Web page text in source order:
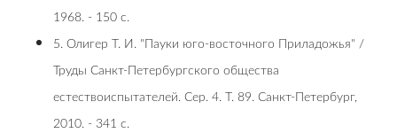
1968. - 150 с.
5. Олигер Т. И. "Пауки юго-восточного Приладожья" /
Труды Санкт-Петербургского общества
естествоиспытателей. Сер. 4. Т. 89. Санкт-Петербург,
2010. - 341 с.